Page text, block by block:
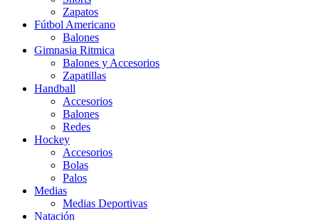
Zapatos
Fútbol Americano
Balones
Gimnasia Ritmica
Balones y Accesorios
Zapatillas
Handball
Accesorios
Balones
Redes
Hockey
Accesorios
Bolas
Palos
Medias
Medias Deportivas
Natación